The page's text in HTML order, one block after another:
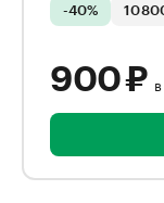
-40% 10
900 ₽